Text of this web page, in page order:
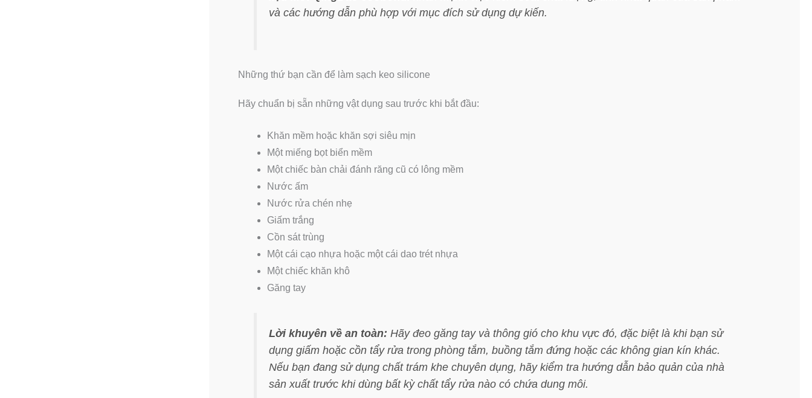
và các hướng dẫn phù hợp với mục đích sử dụng dự kiến.
Những thứ bạn cần để làm sạch keo silicone
Hãy chuẩn bị sẵn những vật dụng sau trước khi bắt đầu:
Khăn mềm hoặc khăn sợi siêu mịn
Một miếng bọt biển mềm
Một chiếc bàn chải đánh răng cũ có lông mềm
Nước ấm
Nước rửa chén nhẹ
Giấm trắng
Cồn sát trùng
Một cái cạo nhựa hoặc một cái dao trét nhựa
Một chiếc khăn khô
Găng tay
Lời khuyên về an toàn: Hãy đeo găng tay và thông gió cho khu vực đó, đặc biệt là khi bạn sử
dụng giấm hoặc cồn tẩy rửa trong phòng tắm, buồng tắm đứng hoặc các không gian kín khác.
Nếu bạn đang sử dụng chất trám khe chuyên dụng, hãy kiểm tra hướng dẫn bảo quản của nhà
sản xuất trước khi dùng bất kỳ chất tẩy rửa nào có chứa dung môi.